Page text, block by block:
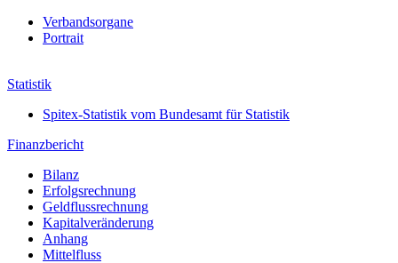
Verbands­organe
Portrait
Statistik
Spitex-Statistik vom Bundesamt für Statistik
Finanzbericht
Bilanz
Erfolgs­rechnung
Geldfluss­rechnung
Kapital­veränderung
Anhang
Mittelfluss